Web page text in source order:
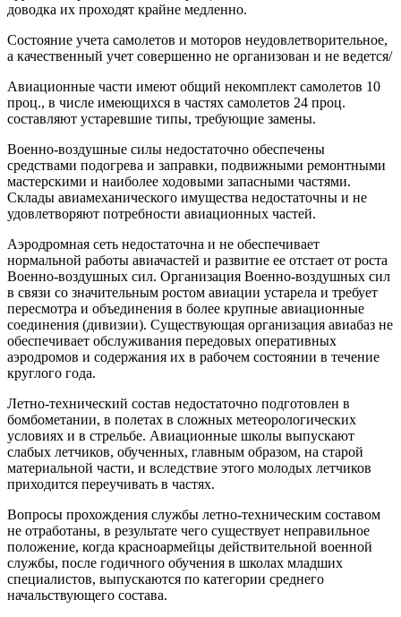
доводка их проходят крайне медленно.
Состояние учета самолетов и моторов неудовлетворительное,
а качественный учет совершенно не организован и не ведется/
Авиационные части имеют общий некомплект самолетов 10
проц., в числе имеющихся в частях самолетов 24 проц.
составляют устаревшие типы, требующие замены.
Военно-воздушные силы недостаточно обеспечены
средствами подогрева и заправки, подвижными ремонтными
мастерскими и наиболее ходовыми запасными частями.
Склады авиамеханического имущества недостаточны и не
удовлетворяют потребности авиационных частей.
Аэродромная сеть недостаточна и не обеспечивает
нормальной работы авиачастей и развитие ее отстает от роста
Военно-воздушных сил. Организация Военно-воздушных сил
в связи со значительным ростом авиации устарела и требует
пересмотра и объединения в более крупные авиационные
соединения (дивизии). Существующая организация авиабаз не
обеспечивает обслуживания передовых оперативных
аэродромов и содержания их в рабочем состоянии в течение
круглого года.
Летно-технический состав недостаточно подготовлен в
бомбометании, в полетах в сложных метеорологических
условиях и в стрельбе. Авиационные школы выпускают
слабых летчиков, обученных, главным образом, на старой
материальной части, и вследствие этого молодых летчиков
приходится переучивать в частях.
Вопросы прохождения службы летно-техническим составом
не отработаны, в результате чего существует неправильное
положение, когда красноармейцы действительной военной
службы, после годичного обучения в школах младших
специалистов, выпускаются по категории среднего
начальствующего состава.